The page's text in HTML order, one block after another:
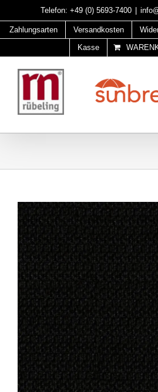
to
content
Telefon: +49 (0) 5693-7400
Zahlungsarten Versandkosten
Kasse